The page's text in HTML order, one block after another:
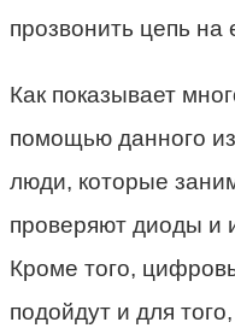
прозвонить цепь на
Как показывает
помощью данного
люди, которые
проверяют диоды и
Кроме того,
подойдут и для